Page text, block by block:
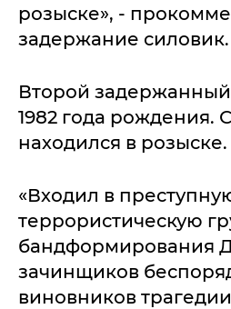
розыске», -
задержание силовик.
Второй
1982 года рождения.
находился в розыске.
«Входил в
террористическую
бандформирования
зачинщиков
виновников